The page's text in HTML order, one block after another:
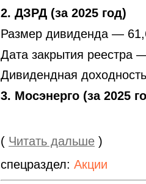
2. ДЗРД (за 2025 год)
Размер дивиденда —
Дата закрытия реестра
Дивидендная
3. Мосэнерго (за 2025
( Читать дальше )
спецраздел: Акции